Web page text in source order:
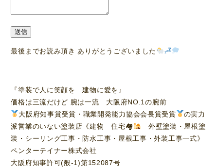
送信
最後までお読み頂き ありがとうございました
『塗装で人に笑顔を 建物に愛を』
価格は三流だけど 腕は一流 大阪府NO.1の腕前
大阪府知事賞受賞・職業開発能力協会会長賞受賞
の実力
派営業のいない塗装店《建物 住宅🏘
外壁塗装・屋根塗
装・シーリング工事・防水工事・屋根工事・外装工事一式》
ペンターテイナー株式会社
大阪府知事許可(般-1)第152087号